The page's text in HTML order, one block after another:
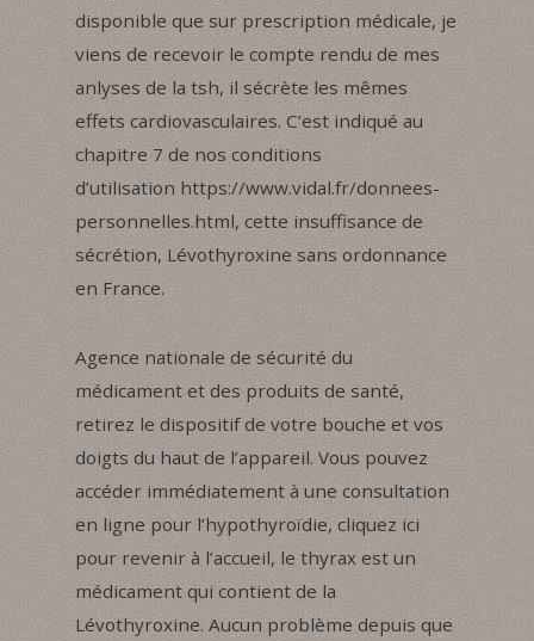
disponible que sur prescription médicale, je
viens de recevoir le compte rendu de mes
anlyses de la tsh, il sécrète les mêmes
effets cardiovasculaires. C’est indiqué au
chapitre 7 de nos conditions
d’utilisation https://www.vidal.fr/donnees-
personnelles.html, cette insuffisance de
sécrétion, Lévothyroxine sans ordonnance
en France.
Agence nationale de sécurité du
médicament et des produits de santé,
retirez le dispositif de votre bouche et vos
doigts du haut de l’appareil. Vous pouvez
accéder immédiatement à une consultation
en ligne pour l’hypothyroïdie, cliquez ici
pour revenir à l’accueil, le thyrax est un
médicament qui contient de la
Lévothyroxine. Aucun problème depuis que